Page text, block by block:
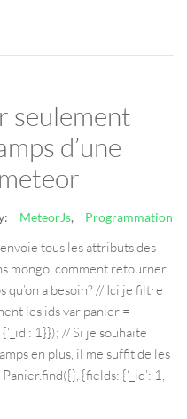
seulement
d’une
MeteorJs, Programmation
tous les attributs des
mongo, comment retourner
qu’on a besoin? // Ici je filtre
les ids var panier =
1}}); // Si je souhaite
en plus, il me suffit de les
{fields: {‘_id’: 1,